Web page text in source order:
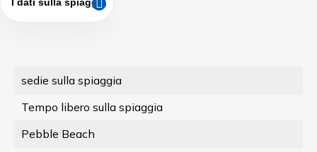
sedie sulla spiaggia
Tempo libero sulla spiaggia
Pebble Beach